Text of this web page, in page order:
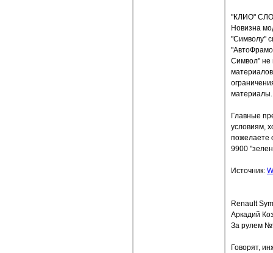
"КЛИО"
Новизна
"Символу"
Символ" не
Главные
условиям,
пожелаете
9900
Источник:
Renault
Аркадий
За рулем
Говорят,